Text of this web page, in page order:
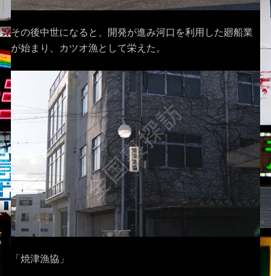
その後中世になると、開発が進み河口を利用した廻船業
が始まり、カツオ漁として栄えた。
「焼津漁協」